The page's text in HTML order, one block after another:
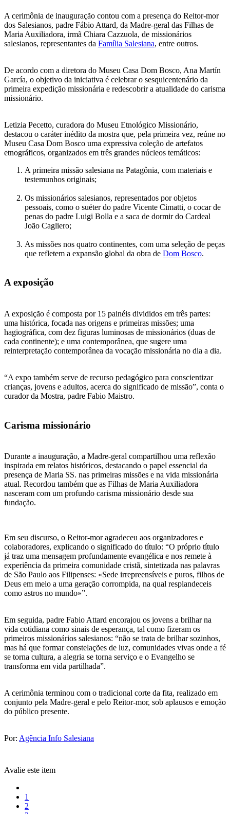
A cerimônia de inauguração contou com a presença do Reitor-mor
dos Salesianos, padre Fábio Attard, da Madre-geral das Filhas de
Maria Auxiliadora, irmã Chiara Cazzuola, de missionários
salesianos, representantes da Família Salesiana, entre outros.
De acordo com a diretora do Museu Casa Dom Bosco, Ana Martín
García, o objetivo da iniciativa é celebrar o sesquicentenário da
primeira expedição missionária e redescobrir a atualidade do carisma
missionário.
Letizia Pecetto, curadora do Museu Etnológico Missionário,
destacou o caráter inédito da mostra que, pela primeira vez, reúne no
Museu Casa Dom Bosco uma expressiva coleção de artefatos
etnográficos, organizados em três grandes núcleos temáticos:
A primeira missão salesiana na Patagônia, com materiais e
testemunhos originais;
Os missionários salesianos, representados por objetos
pessoais, como o suéter do padre Vicente Cimatti, o cocar de
penas do padre Luigi Bolla e a saca de dormir do Cardeal
João Cagliero;
As missões nos quatro continentes, com uma seleção de peças
que refletem a expansão global da obra de Dom Bosco.
A exposição
A exposição é composta por 15 painéis divididos em três partes:
uma histórica, focada nas origens e primeiras missões; uma
hagiográfica, com dez figuras luminosas de missionários (duas de
cada continente); e uma contemporânea, que sugere uma
reinterpretação contemporânea da vocação missionária no dia a dia.
“A expo também serve de recurso pedagógico para conscientizar
crianças, jovens e adultos, acerca do significado de missão”, conta o
curador da Mostra, padre Fabio Maistro.
Carisma missionário
Durante a inauguração, a Madre-geral compartilhou uma reflexão
inspirada em relatos históricos, destacando o papel essencial da
presença de Maria SS. nas primeiras missões e na vida missionária
atual. Recordou também que as Filhas de Maria Auxiliadora
nasceram com um profundo carisma missionário desde sua
fundação.
Em seu discurso, o Reitor-mor agradeceu aos organizadores e
colaboradores, explicando o significado do título: “O próprio título
já traz uma mensagem profundamente evangélica e nos remete à
experiência da primeira comunidade cristã, sintetizada nas palavras
de São Paulo aos Filipenses: «Sede irrepreensíveis e puros, filhos de
Deus em meio a uma geração corrompida, na qual resplandeceis
como astros no mundo»”.
Em seguida, padre Fabio Attard encorajou os jovens a brilhar na
vida cotidiana como sinais de esperança, tal como fizeram os
primeiros missionários salesianos: “não se trata de brilhar sozinhos,
mas há que formar constelações de luz, comunidades vivas onde a fé
se torna cultura, a alegria se torna serviço e o Evangelho se
transforma em vida partilhada”.
A cerimônia terminou com o tradicional corte da fita, realizado em
conjunto pela Madre-geral e pelo Reitor-mor, sob aplausos e emoção
do público presente.
Por: Agência Info Salesiana
Avalie este item
1
2